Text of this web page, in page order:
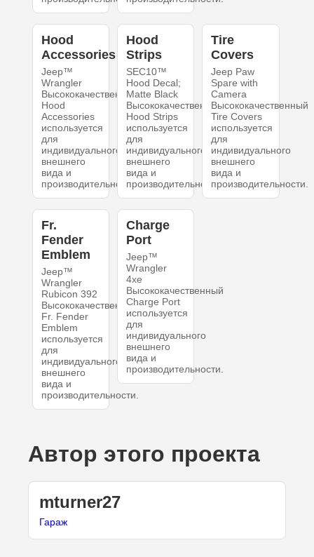
Hood
Accessories
Jeep™
Wrangler
Высококачественный
Hood
Accessories
используется
для
индивидуального
внешнего
вида и
производительности.
Hood
Strips
SEC10™
Hood Decal;
Matte Black
Высококачественный
Hood Strips
используется
для
индивидуального
внешнего
вида и
производительности.
Tire
Covers
Jeep Paw
Spare with
Camera
Высококачественный
Tire Covers
используется
для
индивидуального
внешнего
вида и
производительности.
Fr.
Fender
Emblem
Jeep™
Wrangler
Rubicon 392
Высококачественный
Fr. Fender
Emblem
используется
для
индивидуального
внешнего
вида и
производительности.
Charge
Port
Jeep™
Wrangler
4xe
Высококачественный
Charge Port
используется
для
индивидуального
внешнего
вида и
производительности.
Автор этого проекта
mturner27
Гараж